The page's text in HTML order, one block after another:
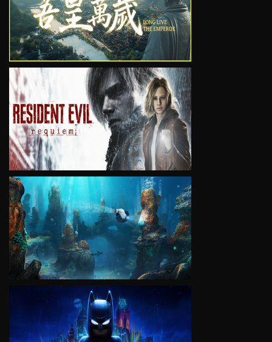
VIEW
VIEW
VIEW
VIEW